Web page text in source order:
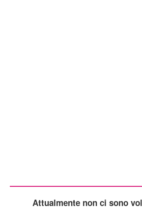
Attualmente non ci sono